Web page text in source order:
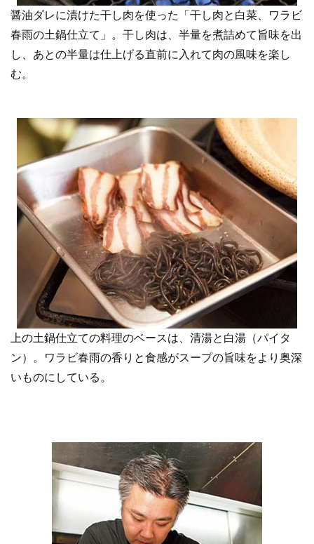
醤油ダレに漬けた干し肉を使った「干し肉と白菜、ワラビ
春雨の土鍋仕立て」。干し肉は、半量を煮詰めて旨味を出
し、あとの半量は仕上げる直前に入れて肉の風味を楽し
む。
上の土鍋仕立ての料理のベースは、清湯と白湯（パイタ
ン）。ワラビ春雨の香りと食感がスープの旨味をより奥深
いものにしている。